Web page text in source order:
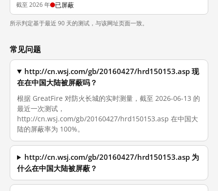
截至 2026 年 已屏蔽
所示判定基于最近 90 天的测试，与该网址页面一致。
常见问题
http://cn.wsj.com/gb/20160427/hrd150153.asp 现
在在中国大陆被屏蔽吗？
根据 GreatFire 对防火长城的实时测量，截至 2026-06-13 的
最近一次测试，
http://cn.wsj.com/gb/20160427/hrd150153.asp 在中国大
陆的屏蔽率为 100%。
http://cn.wsj.com/gb/20160427/hrd150153.asp 为
什么在中国大陆被屏蔽？